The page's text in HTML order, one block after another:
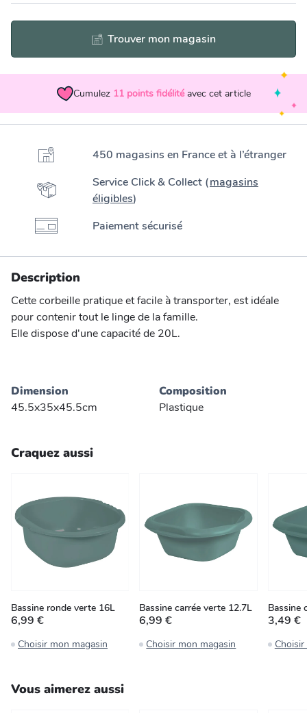
Trouver mon magasin
Cumulez 11 points fidélité avec cet article
450 magasins en France et à l’étranger
Service Click & Collect (magasins
éligibles)
Paiement sécurisé
Description
Cette corbeille pratique et facile à transporter, est idéale
pour contenir tout le linge de la famille.
Elle dispose d'une capacité de 20L.
Dimension
45.5x35x45.5cm
Composition
Plastique
Craquez aussi
Bassine ronde verte 16L
6,99 €
Choisir mon magasin
Bassine carrée verte 12.7L
6,99 €
Choisir mon magasin
Bassine
3,49 €
Vous aimerez aussi